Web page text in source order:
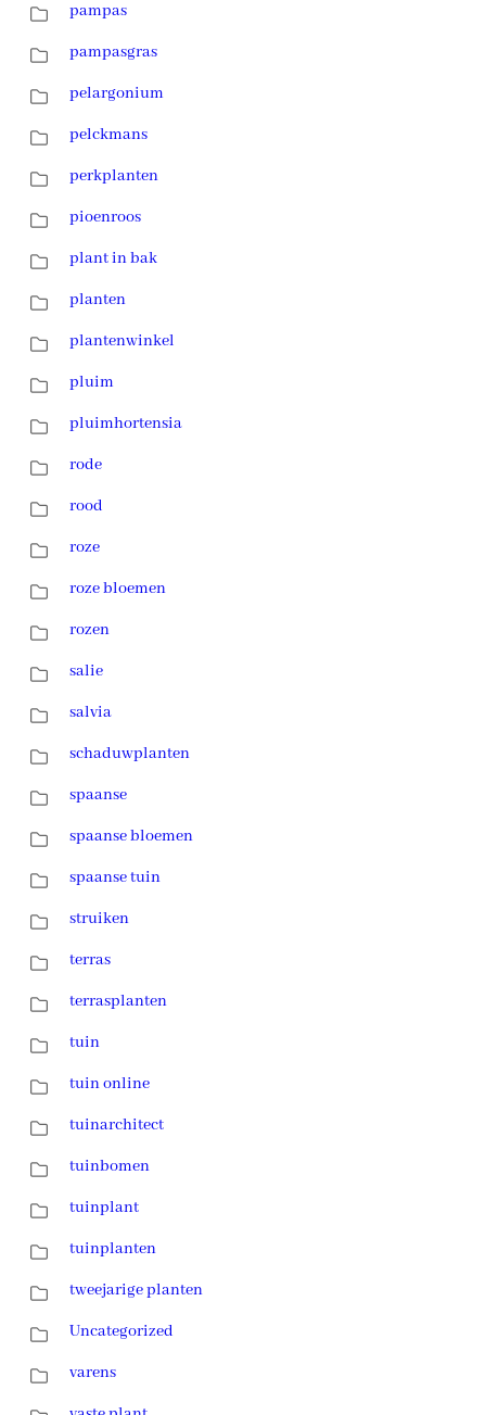
pampas
pampasgras
pelargonium
pelckmans
perkplanten
pioenroos
plant in bak
planten
plantenwinkel
pluim
pluimhortensia
rode
rood
roze
roze bloemen
rozen
salie
salvia
schaduwplanten
spaanse
spaanse bloemen
spaanse tuin
struiken
terras
terrasplanten
tuin
tuin online
tuinarchitect
tuinbomen
tuinplant
tuinplanten
tweejarige planten
Uncategorized
varens